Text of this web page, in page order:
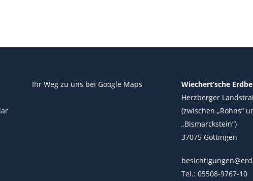
Ihr Weg zu uns beiGoogle Maps
Wiechert’sche
Herzberger
(zwischen „Rohns“
„Bismarckstein“)
37075 Göttingen
Tel.: 05508-9767-10